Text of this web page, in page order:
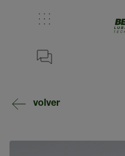
volver